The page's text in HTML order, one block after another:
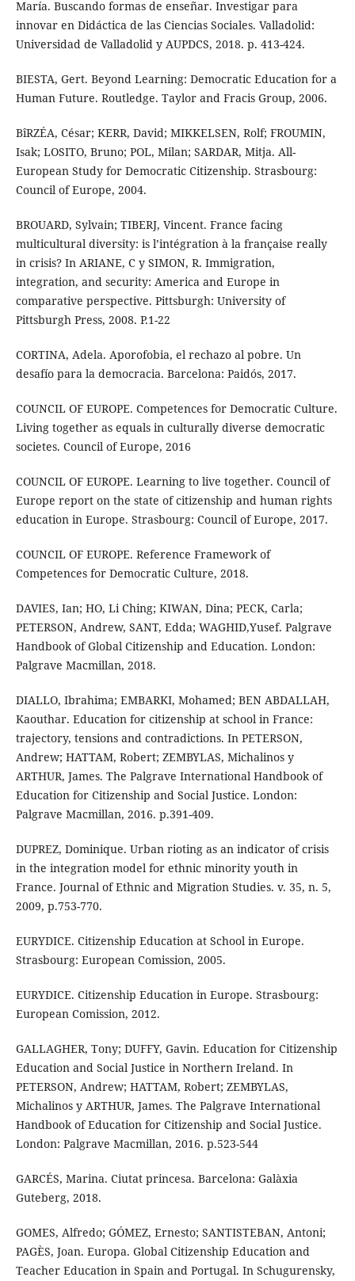
María. Buscando formas de enseñar. Investigar para
innovar en Didáctica de las Ciencias Sociales. Valladolid:
Universidad de Valladolid y AUPDCS, 2018. p. 413-424.
BIESTA, Gert. Beyond Learning: Democratic Education for a
Human Future. Routledge. Taylor and Fracis Group, 2006.
BîRZÉA, César; KERR, David; MIKKELSEN, Rolf; FROUMIN,
Isak; LOSITO, Bruno; POL, Milan; SARDAR, Mitja. All-
European Study for Democratic Citizenship. Strasbourg:
Council of Europe, 2004.
BROUARD, Sylvain; TIBERJ, Vincent. France facing
multicultural diversity: is l’intégration à la française really
in crisis? In ARIANE, C y SIMON, R. Immigration,
integration, and security: America and Europe in
comparative perspective. Pittsburgh: University of
Pittsburgh Press, 2008. P.1-22
CORTINA, Adela. Aporofobia, el rechazo al pobre. Un
desafío para la democracia. Barcelona: Paidós, 2017.
COUNCIL OF EUROPE. Competences for Democratic Culture.
Living together as equals in culturally diverse democratic
societes. Council of Europe, 2016
COUNCIL OF EUROPE. Learning to live together. Council of
Europe report on the state of citizenship and human rights
education in Europe. Strasbourg: Council of Europe, 2017.
COUNCIL OF EUROPE. Reference Framework of
Competences for Democratic Culture, 2018.
DAVIES, Ian; HO, Li Ching; KIWAN, Dina; PECK, Carla;
PETERSON, Andrew, SANT, Edda; WAGHID,Yusef. Palgrave
Handbook of Global Citizenship and Education. London:
Palgrave Macmillan, 2018.
DIALLO, Ibrahima; EMBARKI, Mohamed; BEN ABDALLAH,
Kaouthar. Education for citizenship at school in France:
trajectory, tensions and contradictions. In PETERSON,
Andrew; HATTAM, Robert; ZEMBYLAS, Michalinos y
ARTHUR, James. The Palgrave International Handbook of
Education for Citizenship and Social Justice. London:
Palgrave Macmillan, 2016. p.391-409.
DUPREZ, Dominique. Urban rioting as an indicator of crisis
in the integration model for ethnic minority youth in
France. Journal of Ethnic and Migration Studies. v. 35, n. 5,
2009, p.753-770.
EURYDICE. Citizenship Education at School in Europe.
Strasbourg: European Comission, 2005.
EURYDICE. Citizenship Education in Europe. Strasbourg:
European Comission, 2012.
GALLAGHER, Tony; DUFFY, Gavin. Education for Citizenship
Education and Social Justice in Northern Ireland. In
PETERSON, Andrew; HATTAM, Robert; ZEMBYLAS,
Michalinos y ARTHUR, James. The Palgrave International
Handbook of Education for Citizenship and Social Justice.
London: Palgrave Macmillan, 2016. p.523-544
GARCÉS, Marina. Ciutat princesa. Barcelona: Galàxia
Guteberg, 2018.
GOMES, Alfredo; GÓMEZ, Ernesto; SANTISTEBAN, Antoni;
PAGÈS, Joan. Europa. Global Citizenship Education and
Teacher Education in Spain and Portugal. In Schugurensky,